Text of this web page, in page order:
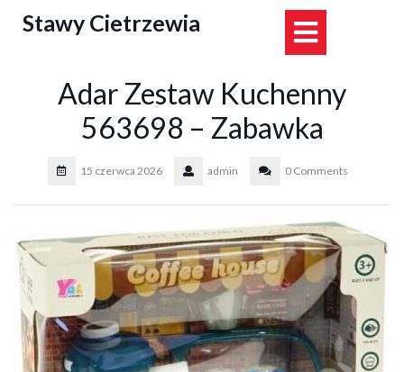
Stawy Cietrzewia
Adar Zestaw Kuchenny
563698 – Zabawka
15 czerwca 2026 admin 0 Comments